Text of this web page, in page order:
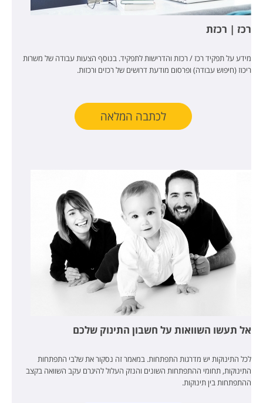
רכז | רכזת
מידע על תפקיד רכז / רכזת והדרישות לתפקיד. בנוסף הצעות עבודה של משרות
ריכוז (חיפוש עבודה) ופרסום מודעת דרושים של רכזים ורכזות.
לכתבה המלאה
אל תעשו השוואות על חשבון התינוק שלכם
לכל התינוקות יש מדרגות התפתחות. במאמר זה נסקור את שלבי התפתחות
התינוקות, תחומי ההתפתחות השונים והנזק העלול להיגרם עקב השוואה בקצב
ההתפתחות בין תינוקות.